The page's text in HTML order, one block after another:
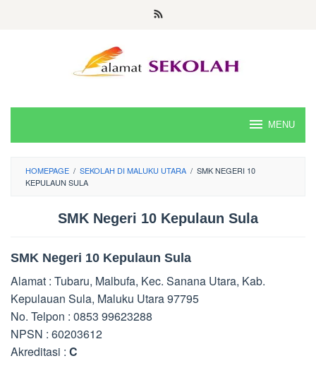
MENU
HOMEPAGE / SEKOLAH DI MALUKU UTARA / SMK NEGERI 10
KEPULAUN SULA
SMK Negeri 10 Kepulaun Sula
SMK Negeri 10 Kepulaun Sula
Alamat : Tubaru, Malbufa, Kec. Sanana Utara, Kab.
Kepulauan Sula, Maluku Utara 97795
No. Telpon : 0853 99623288
NPSN : 60203612
Akreditasi : C